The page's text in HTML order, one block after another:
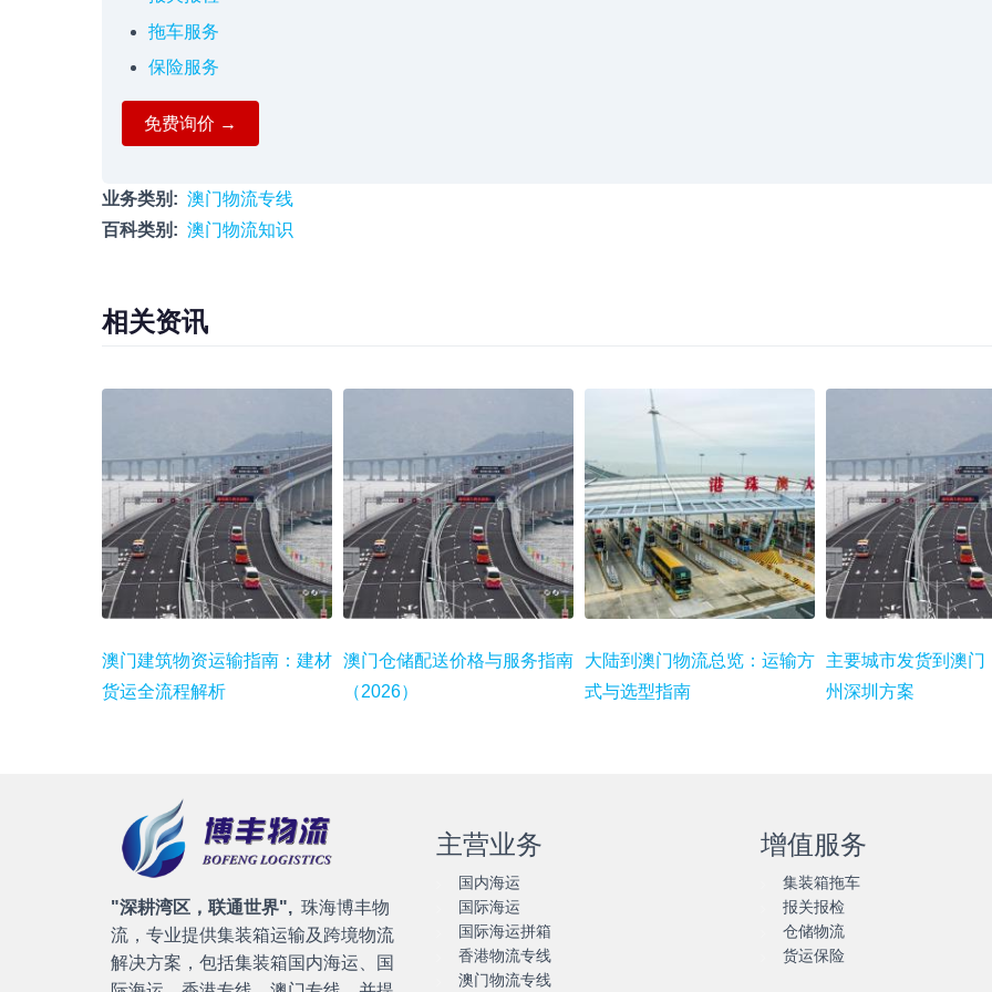
拖车服务
保险服务
免费询价 →
业务类别
澳门物流专线
百科类别
澳门物流知识
相关资讯
澳门建筑物资运输指南：建材
货运全流程解析
澳门仓储配送价格与服务指南
（2026）
大陆到澳门物流总览：运输方
式与选型指南
主要城市发货到澳门
州深圳方案
"深耕湾区，联通世界", 珠海博丰物
流，专业提供集装箱运输及跨境物流
解决方案，包括集装箱国内海运、国
主营业务
国内海运
国际海运
国际海运拼箱
香港物流专线
澳门物流专线
增值服务
集装箱拖车
报关报检
仓储物流
货运保险